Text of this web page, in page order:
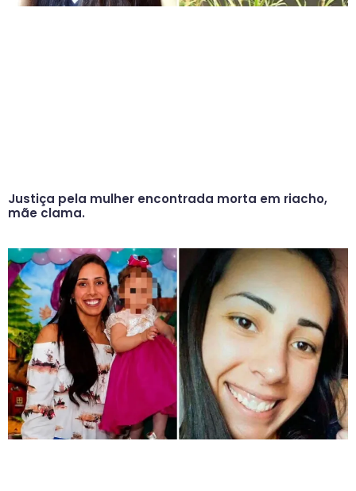
Justiça pela mulher encontrada morta em riacho,
mãe clama.